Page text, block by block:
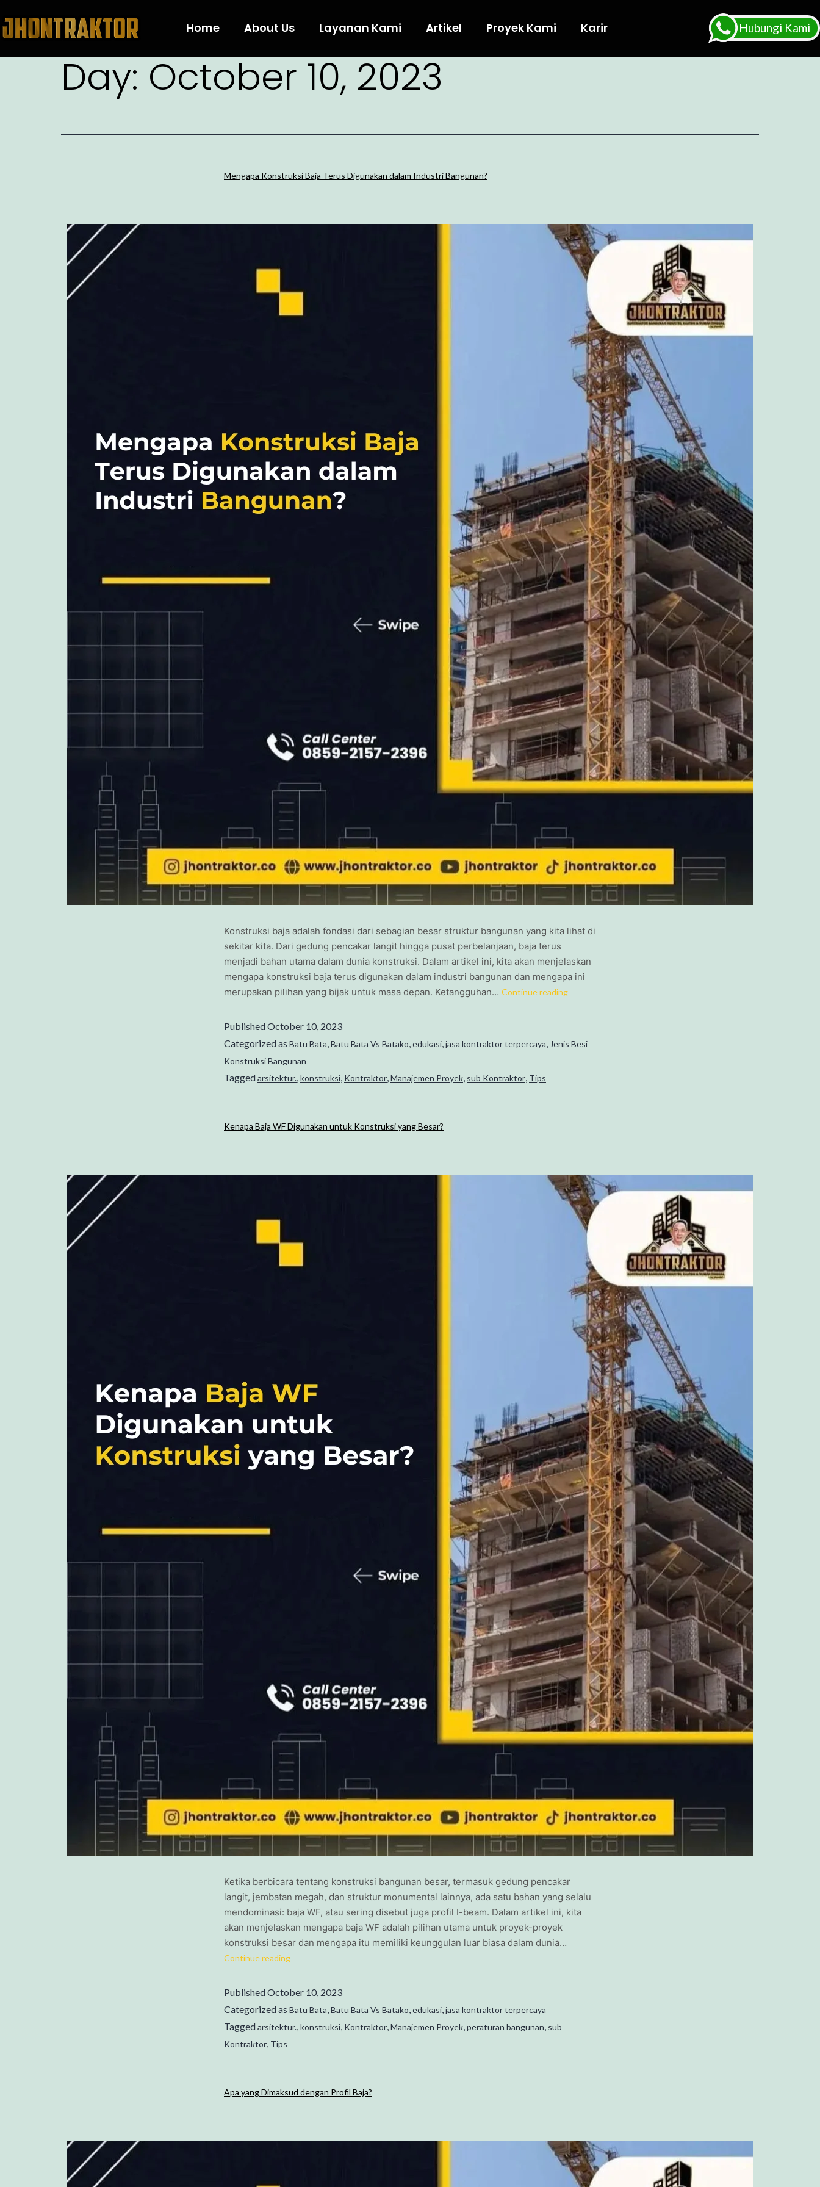
Home About Us Layanan Kami Artikel Proyek Kami Karir Hubungi Kami
Day: October 10, 2023
Mengapa Konstruksi Baja Terus Digunakan dalam Industri Bangunan?
Konstruksi baja adalah fondasi dari sebagian besar struktur bangunan yang kita lihat di
sekitar kita. Dari gedung pencakar langit hingga pusat perbelanjaan, baja terus
menjadi bahan utama dalam dunia konstruksi. Dalam artikel ini, kita akan menjelaskan
mengapa konstruksi baja terus digunakan dalam industri bangunan dan mengapa ini
merupakan pilihan yang bijak untuk masa depan. Ketangguhan… Continue reading
PublishedOctober 10, 2023
Categorized as Batu Bata Batu Bata Vs Batako edukasi jasa kontraktor terpercaya Jenis Besi
Konstruksi Bangunan
Taggedarsitektur. konstruksi Kontraktor Manajemen Proyek sub Kontraktor Tips
Kenapa Baja WF Digunakan untuk Konstruksi yang Besar?
Ketika berbicara tentang konstruksi bangunan besar, termasuk gedung pencakar
langit, jembatan megah, dan struktur monumental lainnya, ada satu bahan yang selalu
mendominasi: baja WF, atau sering disebut juga profil I-beam. Dalam artikel ini, kita
akan menjelaskan mengapa baja WF adalah pilihan utama untuk proyek-proyek
konstruksi besar dan mengapa itu memiliki keunggulan luar biasa dalam dunia…
Continue reading
PublishedOctober 10, 2023
Categorized as Batu Bata Batu Bata Vs Batako edukasi jasa kontraktor terpercaya
Taggedarsitektur. konstruksi Kontraktor Manajemen Proyek peraturan bangunan sub
Kontraktor Tips
Apa yang Dimaksud dengan Profil Baja?